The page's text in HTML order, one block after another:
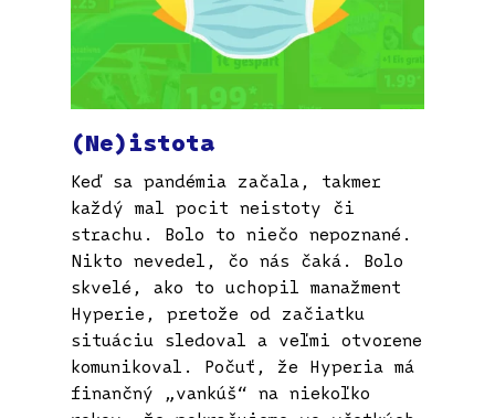
(Ne)istota
Keď sa pandémia začala, takmer
každý mal pocit neistoty či
strachu. Bolo to niečo nepoznané.
Nikto nevedel, čo nás čaká. Bolo
skvelé, ako to uchopil manažment
Hyperie, pretože od začiatku
situáciu sledoval a veľmi otvorene
komunikoval. Počuť, že Hyperia má
finančný „vankúš“ na niekoľko